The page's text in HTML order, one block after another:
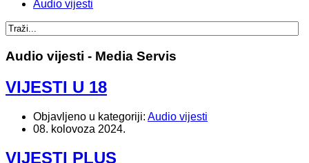
Audio vijesti
Audio vijesti - Media Servis
VIJESTI U 18
Objavljeno u kategoriji: Audio vijesti
08. kolovoza 2024.
VIJESTI PLUS